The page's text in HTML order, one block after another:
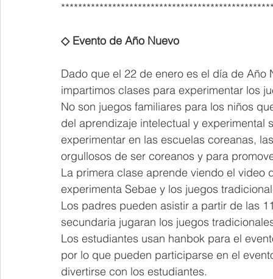
◇ Evento de Año Nuevo
Dado que el 22 de enero es el día de
impartimos clases para experimentar los
No son juegos familiares para los niños
del aprendizaje intelectual y
experimentar en las escuelas coreanas,
orgullosos de ser coreanos y para
La primera clase aprende viendo el
experimenta Sebae y los juegos
Los padres pueden asistir a partir de las
secundaria jugaran los juegos
Los estudiantes usan hanbok para el
por lo que pueden participarse en el
divertirse con los estudiantes.